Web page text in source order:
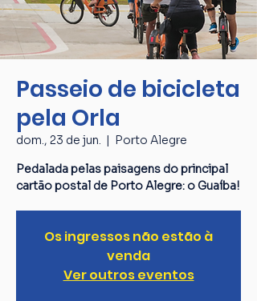
Passeio de bicicleta
pela Orla
dom., 23 de jun.
  |
Porto Alegre
Pedalada pelas paisagens do principal
cartão postal de Porto Alegre: o Guaíba!
Os ingressos não estão à
venda
Ver outros eventos